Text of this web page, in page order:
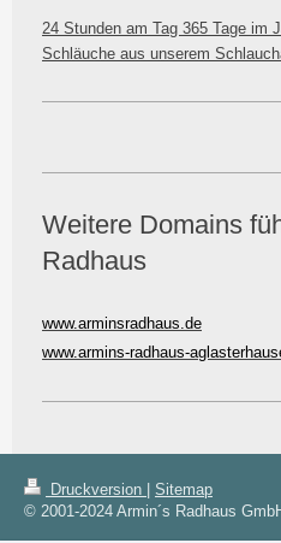
24 Stunden am Tag 365 Tage im
Schläuche aus unserem
Weitere Domains
Radhaus
www.arminsradhaus.de
www.armins-radhaus-
Druckversion
Sitemap
© 2001-2024 Armin´s Radhaus